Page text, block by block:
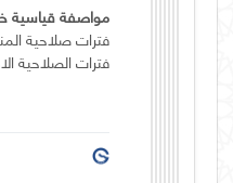
مواصفة قياسية
فترات صلاحية
فترات الصلاحية